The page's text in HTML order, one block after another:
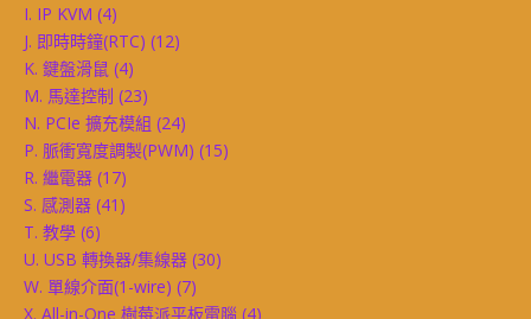
I. IP KVM (4)
J. 即時時鐘(RTC) (12)
K. 鍵盤滑鼠 (4)
M. 馬達控制 (23)
N. PCIe 擴充模組 (24)
P. 脈衝寬度調製(PWM) (15)
R. 繼電器 (17)
S. 感測器 (41)
T. 教學 (6)
U. USB 轉換器/集線器 (30)
W. 單線介面(1-wire) (7)
X. All-in-One 樹莓派平板電腦 (4)